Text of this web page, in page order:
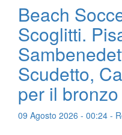
Beach
Scoglitti.
Scudetto,
per il bronzo
09 Agosto 2026 - 00:24 -